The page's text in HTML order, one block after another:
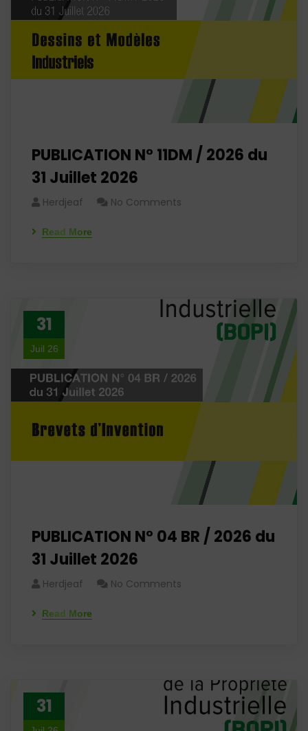
PUBLICATION N° 11DM / 2026 du
31 Juillet 2026
Herdjeaf No Comments
Read More
31
Juil 26
PUBLICATION N° 04 BR / 2026 du
31 Juillet 2026
Herdjeaf No Comments
Read More
31